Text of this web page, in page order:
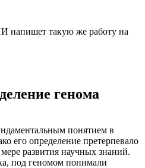
напишет такую же работу на
генома
понятием в
его определение претерпевало
развития научных знаний.
под геномом понимали